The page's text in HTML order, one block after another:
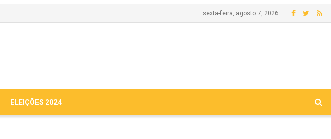
sexta-feira, agosto 7, 2026
ELEIÇÕES 2024